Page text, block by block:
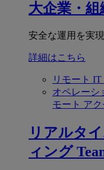
大企業・組
安全な運用を実
詳細はこちら
リモート IT
オペレーシ
モート アク
リアルタ
ィング